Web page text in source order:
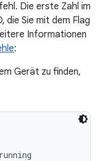
Die erste Zahl im
die Sie mit dem Flag
Informationen
:
Gerät zu finden,